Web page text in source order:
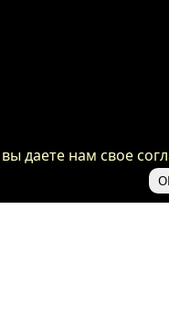
даете нам свое